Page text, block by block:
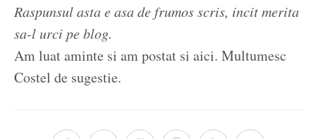
Raspunsul asta e asa de frumos scris, incit merita
sa-l urci pe blog.
Am luat aminte si am postat si aici. Multumesc
Costel de sugestie.